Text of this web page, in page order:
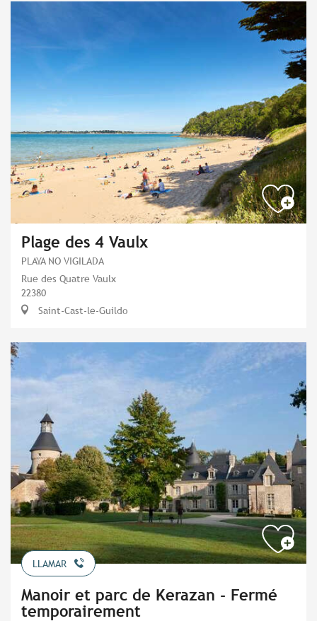
Plage des 4 Vaulx
PLAYA NO VIGILADA
Rue des Quatre Vaulx
22380
Saint-Cast-le-Guildo
LLAMAR
Manoir et parc de Kerazan - Fermé
temporairement